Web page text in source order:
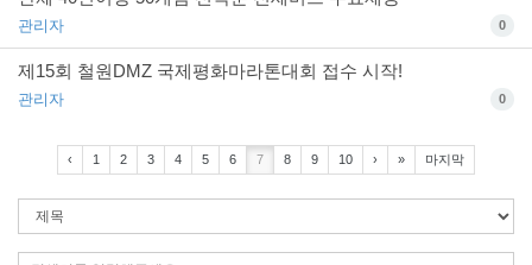
관리자 0
제15회 철원DMZ 국제평화마라톤대회 접수 시작!
관리자 0
‹ 1 2 3 4 5 6 7 8 9 10 › » 마지막
색
조